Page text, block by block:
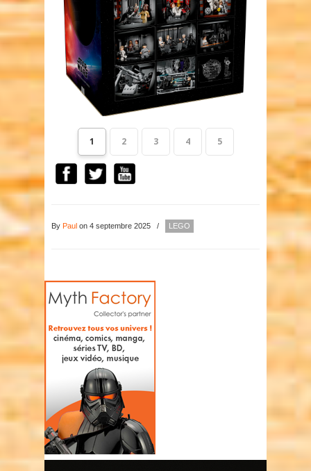
1 2 3 4 5
By Paul on 4 septembre 2025 / LEGO